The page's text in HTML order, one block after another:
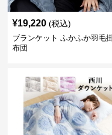
¥19,220 (税込)
ブランケット ふかふか羽毛
布団